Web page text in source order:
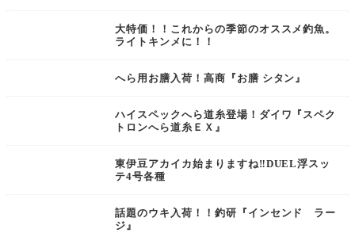
大特価！！これからの季節のオススメ釣魚。
ライトキンメに！！
へら用お膳入荷！高商『お膳 シタン』
ハイスペックへら道糸登場！ダイワ『スペク
トロンへら道糸ＥＸ』
東伊豆アカイカ始まりますね‼︎DUEL浮スッ
テ4号各種
話題のウキ入荷！！釣研『インセンド ラー
ジ』